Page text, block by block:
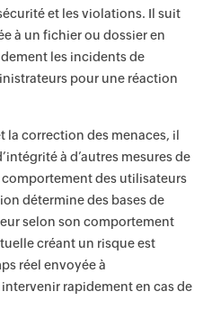
et les violations. Il suit
à un fichier ou dossier en
les incidents de
pour une réaction
la correction des menaces, il
à d’autres mesures de
des utilisateurs
détermine des bases de
selon son comportement
créant un risque est
réel envoyée à
rapidement en cas de